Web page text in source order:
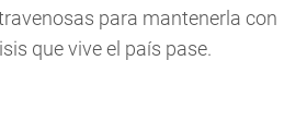
para mantenerla con
que vive el país pase.